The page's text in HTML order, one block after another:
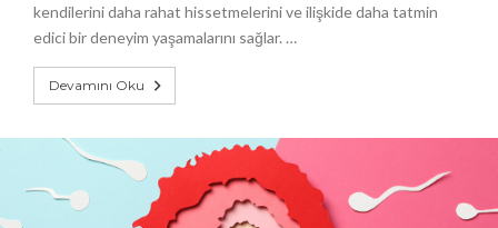
kendilerini daha rahat hissetmelerini ve ilişkide daha tatmin
edici bir deneyim yaşamalarını sağlar. …
Devamını Oku